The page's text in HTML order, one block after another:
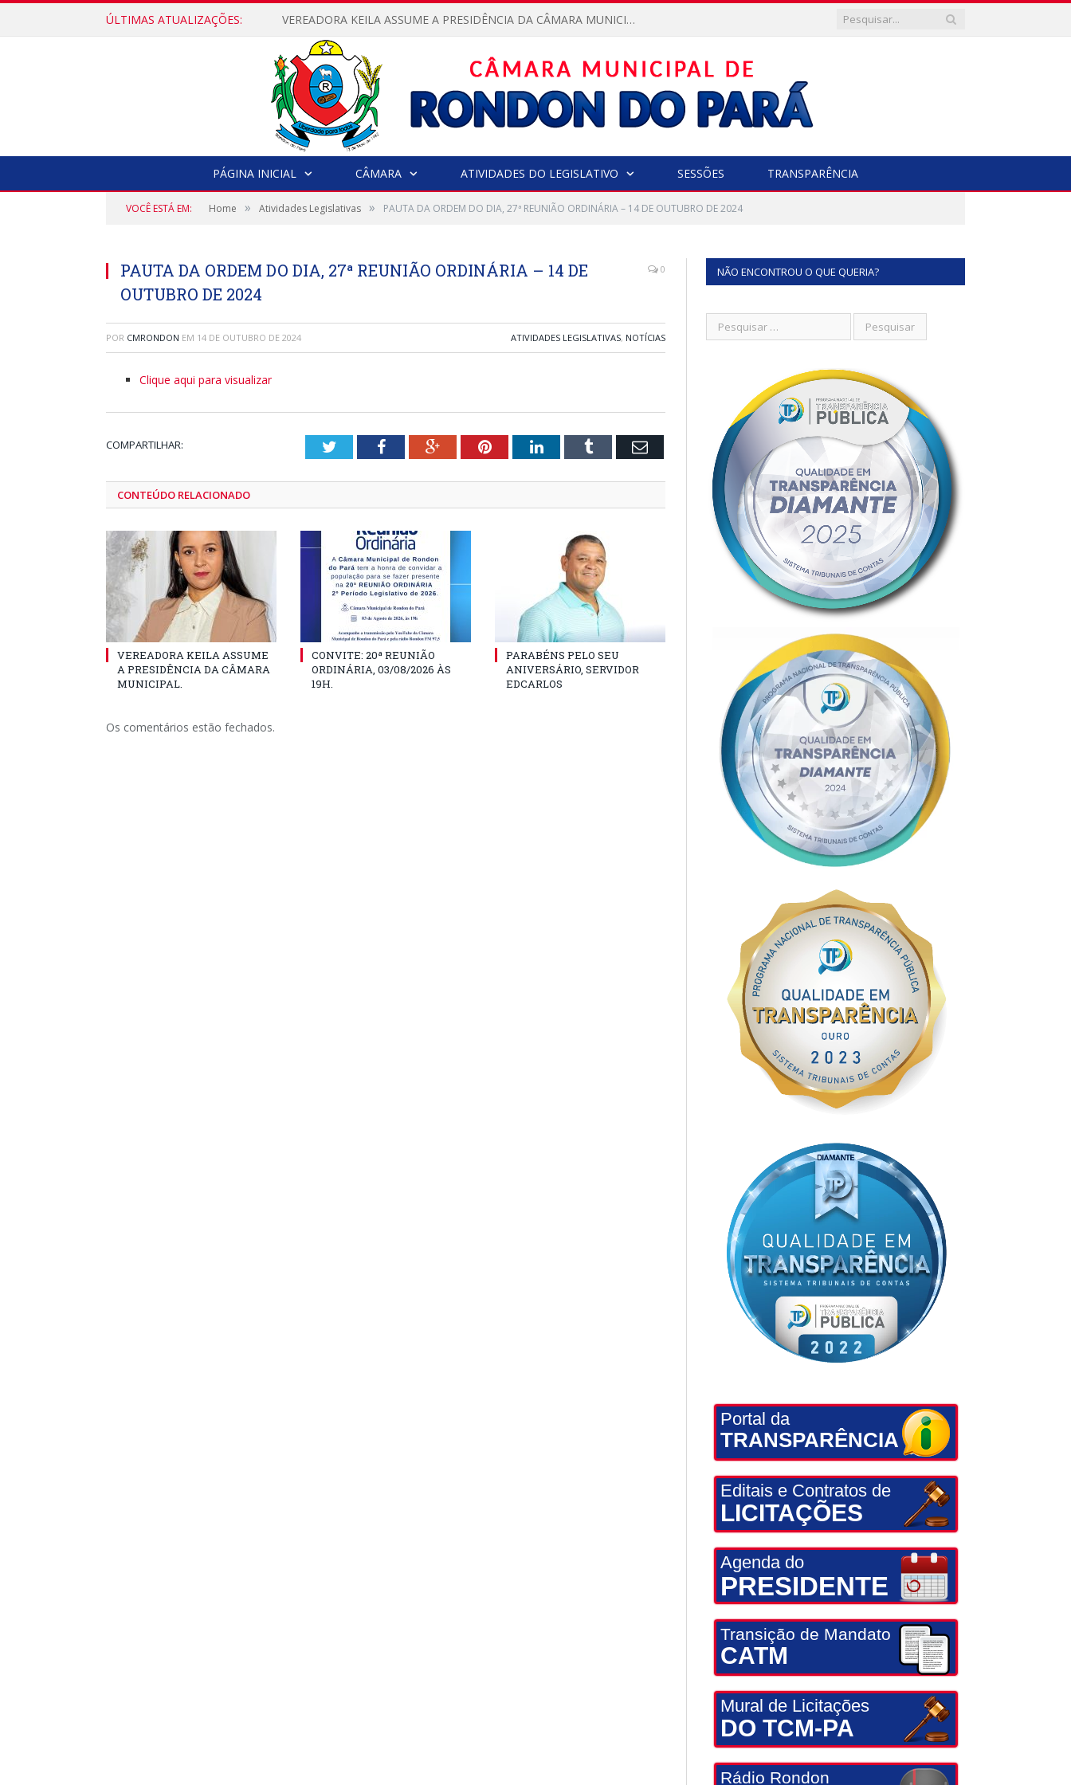
ÚLTIMAS ATUALIZAÇÕES: VEREADORA KEILA ASSUME A PRESIDÊNCIA DA CÂMARA MUNICIPAL.
PÁGINA INICIAL CÂMARA ATIVIDADES DO LEGISLATIVO SESSÕES TRANSPARÊNCIA
VOCÊ ESTÁ EM: Home » Atividades Legislativas » PAUTA DA ORDEM DO DIA, 27ª REUNIÃO ORDINÁRIA – 14 DE OUTUBRO DE 2024
PAUTA DA ORDEM DO DIA, 27ª REUNIÃO ORDINÁRIA – 14 DE
OUTUBRO DE 2024
0
POR CMRONDON EM 14 DE OUTUBRO DE 2024 ATIVIDADES LEGISLATIVAS, NOTÍCIAS
Clique aqui para visualizar
COMPARTILHAR: TwitterFacebookGoogle+PinterestLinkedInTumblr Email
CONTEÚDO RELACIONADO
VEREADORA KEILA ASSUME
A PRESIDÊNCIA DA CÂMARA
MUNICIPAL.
CONVITE: 20ª REUNIÃO
ORDINÁRIA, 03/08/2026 ÀS
19H.
PARABÉNS PELO SEU
ANIVERSÁRIO, SERVIDOR
EDCARLOS
Os comentários estão fechados.
NÃO ENCONTROU O QUE QUERIA?
Portal da
TRANSPARÊNCIA
Editais e Contratos de
LICITAÇÕES
Agenda do
PRESIDENTE
Transição de Mandato
CATM
Mural de Licitações
DO TCM-PA
Rádio Rondon